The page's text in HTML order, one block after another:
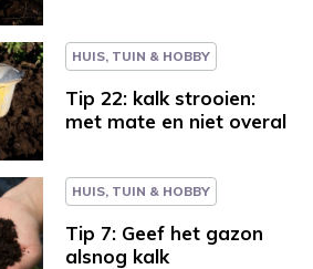
HUIS, TUIN & HOBBY
Tip 22: kalk strooien:
met mate en niet overal
HUIS, TUIN & HOBBY
Tip 7: Geef het gazon
alsnog kalk